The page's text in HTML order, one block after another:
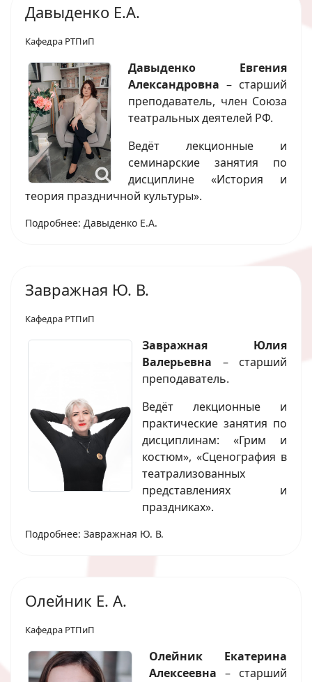
Давыденко Е.А.
Кафедра РТПиП
Давыденко Евгения
Александровна – старший
преподаватель, член Союза
театральных деятелей РФ.
Ведёт лекционные и
семинарские занятия по
дисциплине «История и
теория праздничной культуры».
Подробнее: Давыденко Е.А.
Завражная Ю. В.
Кафедра РТПиП
Завражная Юлия
Валерьевна – старший
преподаватель.
Ведёт лекционные и
практические занятия по
дисциплинам: «Грим и
костюм», «Сценография в
театрализованных
представлениях и
праздниках».
Подробнее: Завражная Ю. В.
Олейник Е. А.
Кафедра РТПиП
Олейник Екатерина
Алексеевна – старший